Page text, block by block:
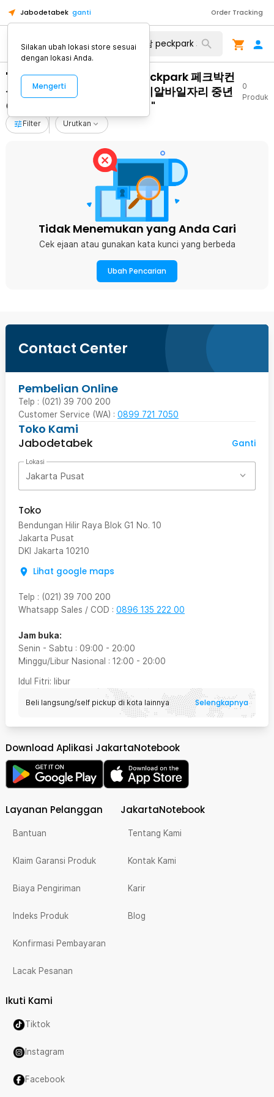
Jabodetabek ganti Order Tracking
"돈많이주는알바 탤례상담 peckpark 페크박컨
설팅 바텐더알바 경산시고페이알바일자리 중년
아르바이트 프로그램프리랜서"
0
Produk
Filter Urutkan
Tidak Menemukan yang Anda Cari
Cek ejaan atau gunakan kata kunci yang berbeda
Ubah Pencarian
Contact Center
Pembelian Online
Telp : (021) 39 700 200
Customer Service (WA) : 0899 721 7050
Toko Kami
Jabodetabek
Ganti
Lokasi
Jakarta Pusat
Toko
Bendungan Hilir Raya Blok G1 No. 10
Jakarta Pusat
DKI Jakarta 10210
Lihat google maps
Telp : (021) 39 700 200
Whatsapp Sales / COD : 0896 135 222 00
Jam buka:
Senin - Sabtu : 09:00 - 20:00
Minggu/Libur Nasional : 12:00 - 20:00
Idul Fitri: libur
Beli langsung/self pickup di kota lainnya Selengkapnya
Download Aplikasi JakartaNotebook
Layanan Pelanggan
Bantuan
Klaim Garansi Produk
Biaya Pengiriman
Indeks Produk
Konfirmasi Pembayaran
Lacak Pesanan
JakartaNotebook
Tentang Kami
Kontak Kami
Karir
Blog
Ikuti Kami
Tiktok
Instagram
Facebook
Silakan ubah lokasi store sesuai
dengan lokasi Anda.
Mengerti